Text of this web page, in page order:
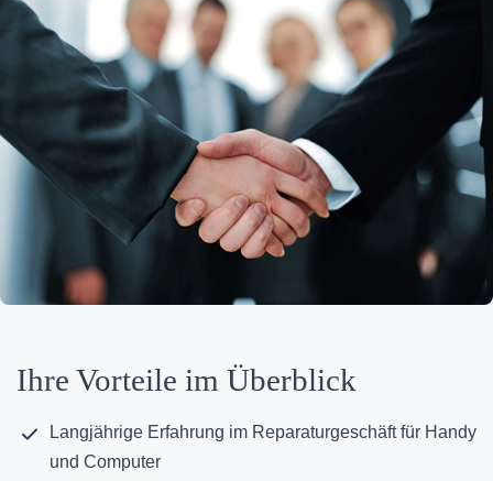
Ihre Vorteile im Überblick
Langjährige Erfahrung im Reparaturgeschäft für Handy
und Computer